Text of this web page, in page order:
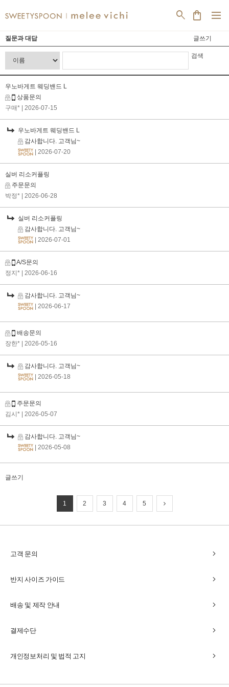
search shopping_bag dehaze
질문과 대답 글쓰기
검색
우노바게트 웨딩밴드 L
상품문의
구매*
| 2026-07-15
우노바게트 웨딩밴드 L
감사합니다. 고객님~
| 2026-07-20
실버 리소커플링
주문문의
박정*
| 2026-06-28
실버 리소커플링
감사합니다. 고객님~
| 2026-07-01
A/S문의
정지*
| 2026-06-16
감사합니다. 고객님~
| 2026-06-17
배송문의
장한*
| 2026-05-16
감사합니다. 고객님~
| 2026-05-18
주문문의
김시*
| 2026-05-07
감사합니다. 고객님~
| 2026-05-08
글쓰기
1 2 3 4 5
고객 문의 chevron_right
반지 사이즈 가이드 chevron_right
배송 및 제작 안내 chevron_right
결제수단 chevron_right
개인정보처리 및 법적 고지 chevron_right